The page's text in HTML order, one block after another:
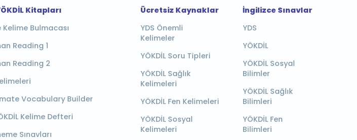
Kitapları
Bulmacası
Reading 1
Reading 2
Vocabulary Builder
Kelime Defteri
Sınavları
Ücretsiz Kaynaklar
YDS Önemli
Kelimeler
YÖKDİL Soru Tipleri
YÖKDİL Sağlık
Kelimeleri
YÖKDİL Fen Kelimeleri
YÖKDİL Sosyal
Kelimeleri
İngilizce Sınavlar
YDS
YÖKDİL
YÖKDİL Sosyal
Bilimler
YÖKDİL Sağlık
Bilimleri
YÖKDİL Fen
Bilimleri